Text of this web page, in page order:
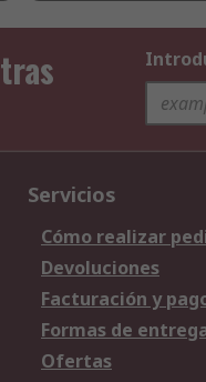
Servicios
Cómo realizar
Devoluciones
Facturación y
Formas de
Ofertas